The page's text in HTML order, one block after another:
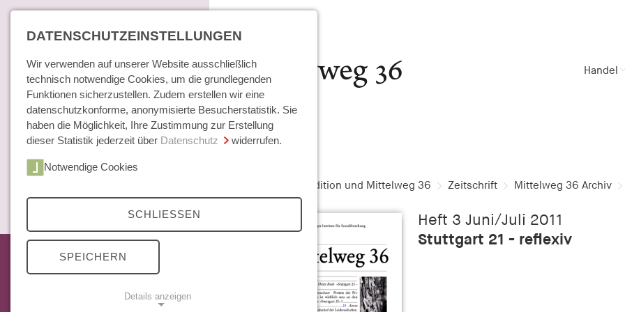
Home
Bücher / E-Books
Handel
Hamburger Edition und Mittelweg 36 Zeitschrift Mittelweg 36 Archiv
Heft 3 Juni/Juli 2011
Stuttgart 21 - reflexiv
DATENSCHUTZEINSTELLUNGEN
Wir verwenden auf unserer Website ausschließlich
technisch notwendige Cookies, um die grundlegenden
Funktionen sicherzustellen. Zudem erstellen wir eine
datenschutzkonforme, anonymisierte Besucherstatistik. Sie
haben die Möglichkeit, Ihre Zustimmung zur Erstellung
dieser Statistik jederzeit über Datenschutz widerrufen.
Notwendige Cookies
SCHLIESSEN
SPEICHERN
Details anzeigen